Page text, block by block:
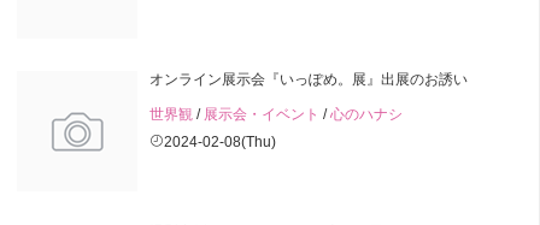
オンライン展示会『いっぽめ。展』出展のお誘い
世界観 / 展示会・イベント /心のハナシ
2024-02-08(Thu)